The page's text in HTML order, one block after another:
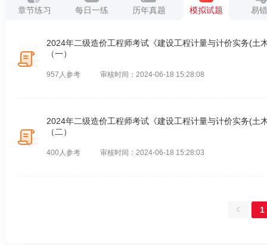
章节练习 每日一练 历年真题 模拟试题 易
2024年二级造价工程师考试《建设工程计量与计价实务(土
（一）
957人参考 审核时间：2024-06-18 15:28:08
2024年二级造价工程师考试《建设工程计量与计价实务(土
（二）
400人参考 审核时间：2024-06-18 15:28:03
1